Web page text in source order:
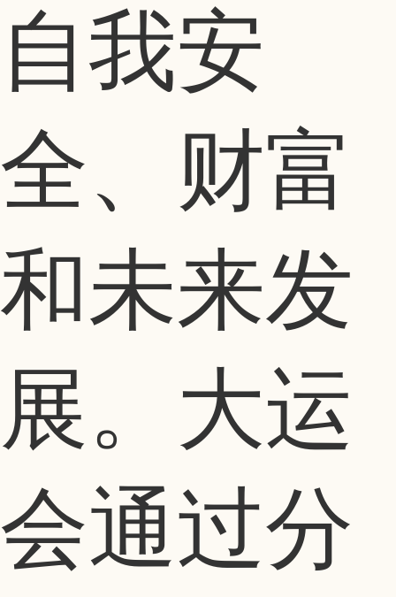
自我安
全、财富
和未来发
展。大运
会通过分